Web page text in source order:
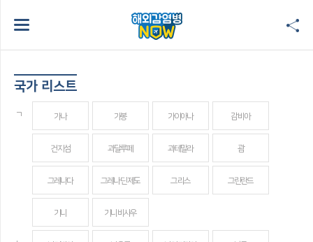
국가 리스트
ㄱ 가나 가봉 가이아나 감비아
건지섬 과달루페 과테말라 괌
그레나다 그레나딘 제도 그리스 그린란드
기니 기니비사우